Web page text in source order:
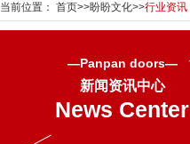
当前位置： 首页>>盼盼文化>>行业资讯
—Panpan doors—
新闻资讯中心
News Center